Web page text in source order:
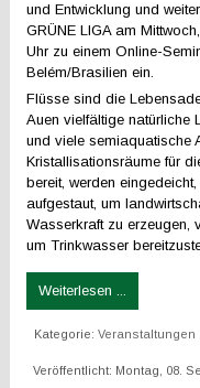
und Entwicklung und
GRÜNE LIGA am
Uhr zu einem Online-
Belém/Brasilien ein.
Flüsse sind die
Auen vielfältige natürliche
und viele semiaquatische
Kristallisationsräume für
bereit, werden
aufgestaut, um
Wasserkraft zu erzeugen,
um Trinkwasser
Weiterlesen ...
Kategorie:Veranstaltungen
Veröffentlicht: Montag, 08.